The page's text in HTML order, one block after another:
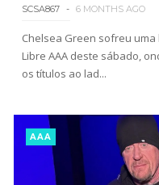
AEW Dynamite
Unknown-Jul 30 2026
WWE NXT 28 JULY
Unknown Jul 29 2026
SCSA867 6 MONTHS AGO
Chelsea Green sofreu
Libre AAA deste sábado,
os títulos ao lad...
AAA